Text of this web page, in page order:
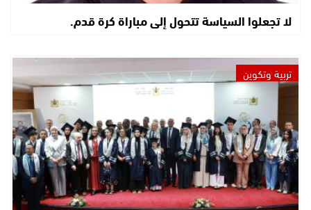
لا تجعلوا السياسة تتحول إلى مباراة كرة قدم.
تربية وتكوين